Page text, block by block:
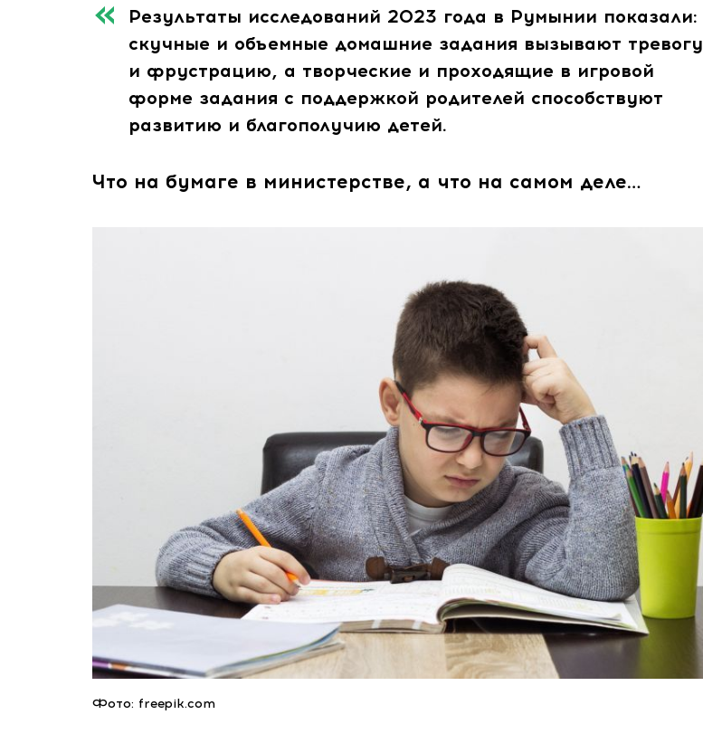
Результаты исследований 2023 года в Румынии показали:
скучные и объемные домашние задания вызывают тревогу
и фрустрацию, а творческие и проходящие в игровой
форме задания с поддержкой родителей способствуют
развитию и благополучию детей.
Что на бумаге в министерстве, а что на самом деле…
Фото: freepik.com